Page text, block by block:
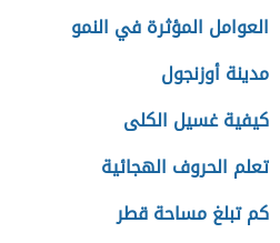
العوامل المؤثرة في النمو
مدينة أوزنجول
كيفية غسيل الكلى
تعلم الحروف الهجائية
كم تبلغ مساحة قطر